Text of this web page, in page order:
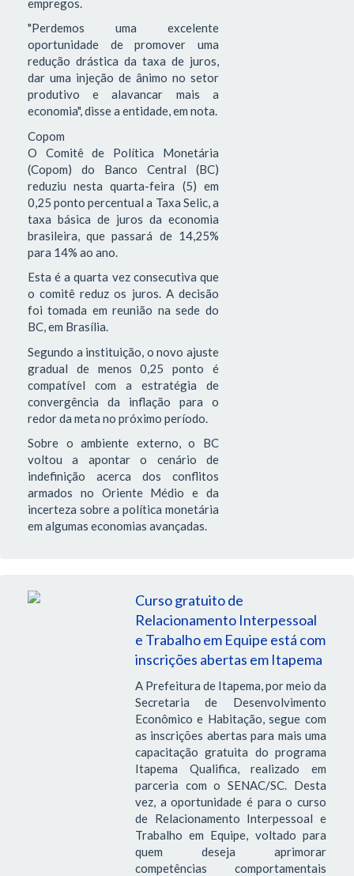
"Perdemos uma excelente
oportunidade de promover uma
redução drástica da taxa de juros,
dar uma injeção de ânimo no setor
produtivo e alavancar mais a
economia", disse a entidade, em nota.
Copom
O Comitê de Política Monetária
(Copom) do Banco Central (BC)
reduziu nesta quarta-feira (5) em
0,25 ponto percentual a Taxa Selic, a
taxa básica de juros da economia
brasileira, que passará de 14,25%
para 14% ao ano.
Esta é a quarta vez consecutiva que
o comitê reduz os juros. A decisão
foi tomada em reunião na sede do
BC, em Brasília.
Segundo a instituição, o novo ajuste
gradual de menos 0,25 ponto é
compatível com a estratégia de
convergência da inflação para o
redor da meta no próximo período.
Sobre o ambiente externo, o BC
voltou a apontar o cenário de
indefinição acerca dos conflitos
armados no Oriente Médio e da
incerteza sobre a política monetária
em algumas economias avançadas.
Curso gratuito de
Relacionamento Interpessoal
e Trabalho em Equipe está com
inscrições abertas em Itapema
A Prefeitura de Itapema, por meio da
Secretaria de Desenvolvimento
Econômico e Habitação, segue com
as inscrições abertas para mais uma
capacitação gratuita do programa
Itapema Qualifica, realizado em
parceria com o SENAC/SC. Desta
vez, a oportunidade é para o curso
de Relacionamento Interpessoal e
Trabalho em Equipe, voltado para
quem deseja aprimorar
competências comportamentais